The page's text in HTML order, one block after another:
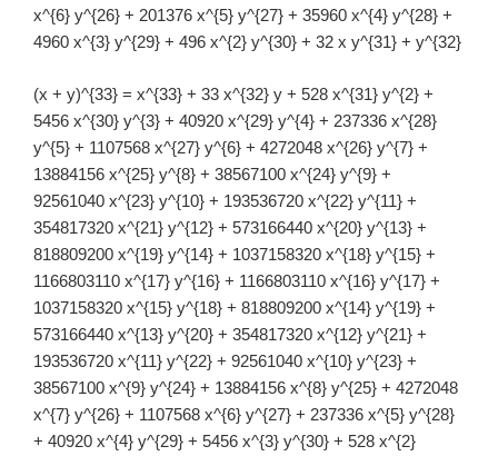
x^{6} y^{26} + 201376 x^{5} y^{27} + 35960 x^{4} y^{28} +
4960 x^{3} y^{29} + 496 x^{2} y^{30} + 32 x y^{31} + y^{32}
(x + y)^{33} = x^{33} + 33 x^{32} y + 528 x^{31} y^{2} +
5456 x^{30} y^{3} + 40920 x^{29} y^{4} + 237336 x^{28}
y^{5} + 1107568 x^{27} y^{6} + 4272048 x^{26} y^{7} +
13884156 x^{25} y^{8} + 38567100 x^{24} y^{9} +
92561040 x^{23} y^{10} + 193536720 x^{22} y^{11} +
354817320 x^{21} y^{12} + 573166440 x^{20} y^{13} +
818809200 x^{19} y^{14} + 1037158320 x^{18} y^{15} +
1166803110 x^{17} y^{16} + 1166803110 x^{16} y^{17} +
1037158320 x^{15} y^{18} + 818809200 x^{14} y^{19} +
573166440 x^{13} y^{20} + 354817320 x^{12} y^{21} +
193536720 x^{11} y^{22} + 92561040 x^{10} y^{23} +
38567100 x^{9} y^{24} + 13884156 x^{8} y^{25} + 4272048
x^{7} y^{26} + 1107568 x^{6} y^{27} + 237336 x^{5} y^{28}
+ 40920 x^{4} y^{29} + 5456 x^{3} y^{30} + 528 x^{2}